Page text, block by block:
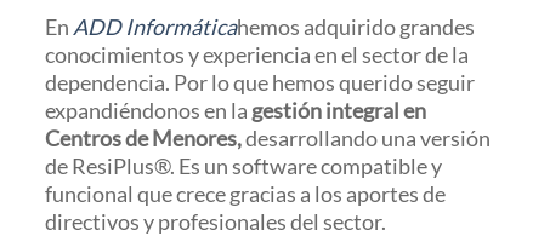
En ADD Informáticahemos adquirido grandes
conocimientos y experiencia en el sector de la
dependencia. Por lo que hemos querido seguir
expandiéndonos en la gestión integral en
Centros de Menores,desarrollando una versión
de ResiPlus®. Es un software compatible y
funcional que crece gracias a los aportes de
directivos y profesionales del sector.